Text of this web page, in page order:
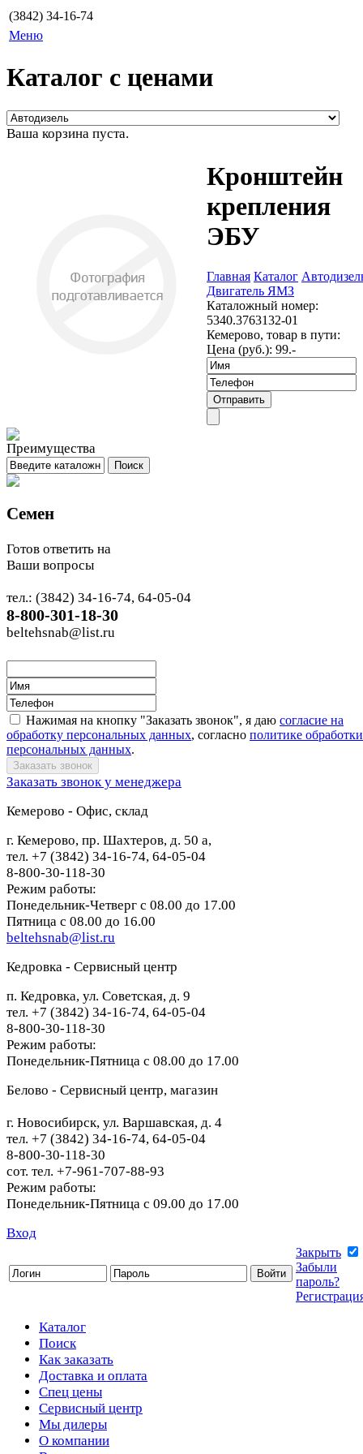
(3842) 34-16-74
Меню
Каталог с ценами
Ваша корзина пуста.
Кронштейн
крепления
ЭБУ
Главная Каталог
Двигатель ЯМЗ
Каталожный номер:
5340.3763132-01
Кемерово, товар в пути:
Цена (руб.): 99.-
Семен
Готов ответить на
Ваши вопросы
тел.: (3842) 34-16-74, 64-05-04
8-800-301-18-30
beltehsnab@list.ru
Нажимая на кнопку "Заказать звонок", я даю согласие на
обработку персональных данных, согласно политике обработки
персональных данных.
Заказать звонок у менеджера
Кемерово - Офис, склад
г. Кемерово, пр. Шахтеров, д. 50 а,
тел. +7 (3842) 34-16-74, 64-05-04
8-800-30-118-30
Режим работы:
Понедельник-Четверг с 08.00 до 17.00
Пятница с 08.00 до 16.00
beltehsnab@list.ru
Кедровка - Сервисный центр
п. Кедровка, ул. Советская, д. 9
тел. +7 (3842) 34-16-74, 64-05-04
8-800-30-118-30
Режим работы:
Понедельник-Пятница с 08.00 до 17.00
Белово - Сервисный центр, магазин
г. Новосибирск, ул. Варшавская, д. 4
тел. +7 (3842) 34-16-74, 64-05-04
8-800-30-118-30
сот. тел. +7-961-707-88-93
Режим работы:
Понедельник-Пятница с 09.00 до 17.00
Вход
Закрыть
Забыли
пароль?
Каталог
Поиск
Как заказать
Доставка и оплата
Спец цены
Сервисный центр
Мы дилеры
О компании